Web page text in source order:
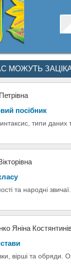
МОЖУТЬ
посібник
типи даних
та народні
Яніна
вірші та